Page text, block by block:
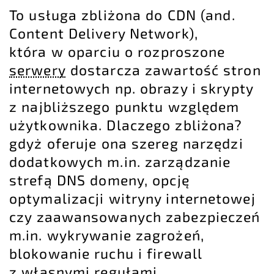
To usługa zbliżona do CDN (and.
Content Delivery Network),
która w oparciu o rozproszone
serwery dostarcza zawartość stron
internetowych np. obrazy i skrypty
z najbliższego punktu względem
użytkownika. Dlaczego zbliżona?
gdyż oferuje ona szereg narzędzi
dodatkowych m.in. zarządzanie
strefą DNS domeny, opcję
optymalizacji witryny internetowej
czy zaawansowanych zabezpieczeń
m.in. wykrywanie zagrożeń,
blokowanie ruchu i firewall